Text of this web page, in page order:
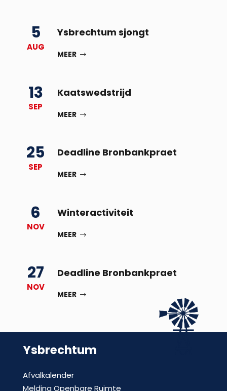
5
AUG
Ysbrechtum sjongt
MEER
13
SEP
Kaatswedstrijd
MEER
25
SEP
Deadline Bronbankpraet
MEER
6
NOV
Winteractiviteit
MEER
27
NOV
Deadline Bronbankpraet
MEER
Ysbrechtum
Afvalkalender
Melding Openbare Ruimte